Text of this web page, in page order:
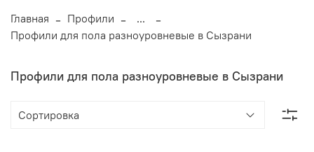
Главная Профили
...
Профили для пола разноуровневые в Сызрани
Профили для пола разноуровневые в Сызрани